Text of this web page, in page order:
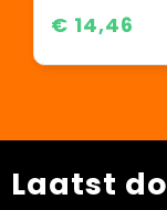
€ 14,46
Laatst